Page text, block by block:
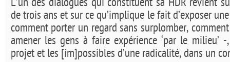
L’un des dialogues qui constituent sa HDR revient
de trois ans et sur ce qu’implique le fait d’exposer
comment porter un regard sans surplomber,
amener les gens à faire expérience ‘par le milieu’
projet et les [im]possibles d’une radicalité, dans un